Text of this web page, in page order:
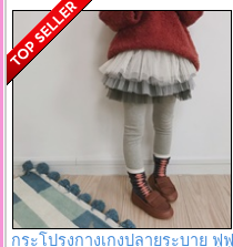
กระโปรงกางเกงปลายระบาย ฟูฟู